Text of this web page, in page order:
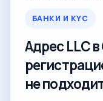
БАНКИ И KYC
Адрес LLC
не